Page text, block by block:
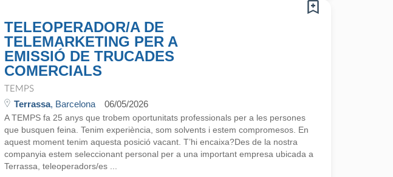
TELEOPERADOR/A DE
TELEMARKETING PER A
EMISSIÓ DE TRUCADES
COMERCIALS
TEMPS
Terrassa, Barcelona 06/05/2026
A TEMPS fa 25 anys que trobem oportunitats professionals per a les persones
que busquen feina. Tenim experiència, som solvents i estem compromesos. En
aquest moment tenim aquesta posició vacant. T’hi encaixa?Des de la nostra
companyia estem seleccionant personal per a una important empresa ubicada a
Terrassa, teleoperadors/es ...